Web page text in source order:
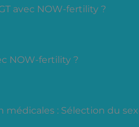
avec NOW-fertility ?
NOW-fertility ?
médicales : Sélection du